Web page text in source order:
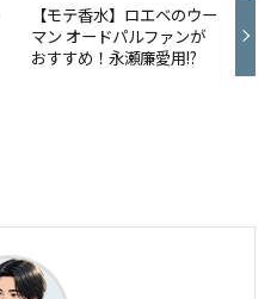
【モテ香水】ロエベのウー
マン オードパルファンが
おすすめ！永瀬廉愛用!?